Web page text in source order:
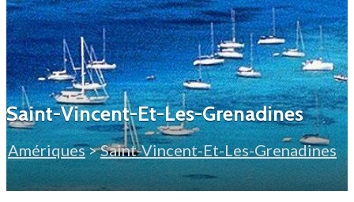
Saint-Vincent-Et-Les-Grenadines
Amériques>Saint-Vincent-Et-Les-Grenadines